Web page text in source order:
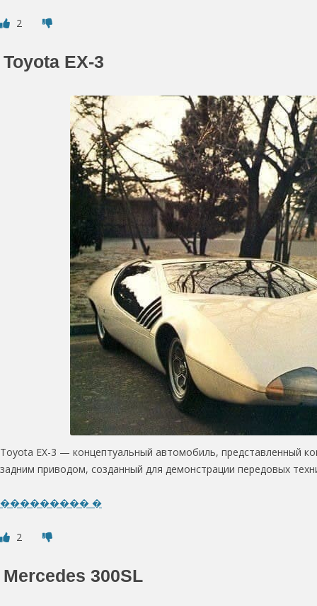
2
Toyota EX-3
Toyota EX-3 — концептуальный автомобиль, представленный
задним приводом, созданный для демонстрации передовых
��������� �
2
Mercedes 300SL